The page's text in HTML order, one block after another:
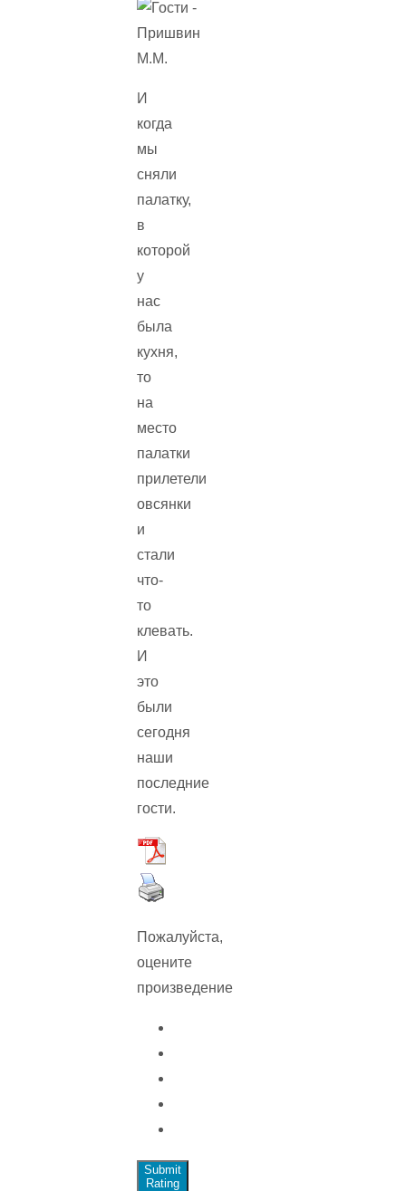
И
когда
мы
сняли
палатку,
в
которой
у
нас
была
кухня,
то
на
место
палатки
прилетели
овсянки
и
стали
что-
то
клевать.
И
это
были
сегодня
наши
последние
гости.
Пожалуйста,
оцените
произведение
Submit
Rating